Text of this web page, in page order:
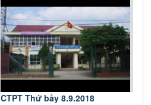
CTPT Thứ bảy 8.9.2018